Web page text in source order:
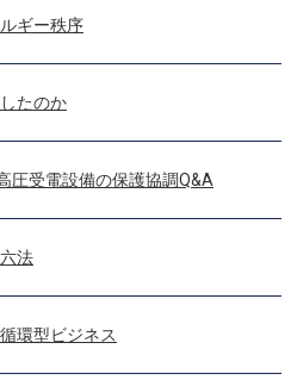
ギー秩序
たのか
受電設備の保護協調Q&A
法
環型ビジネス